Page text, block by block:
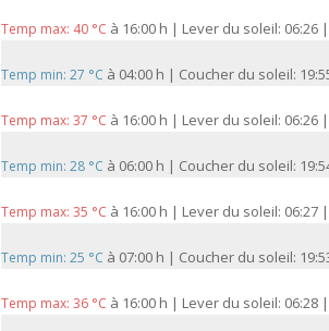
Temp max: 40 °C à 16:00 h | Lever du soleil: 06:26
Temp min: 27 °C à 04:00 h | Coucher du soleil:
Temp max: 37 °C à 16:00 h | Lever du soleil: 06:26
Temp min: 28 °C à 06:00 h | Coucher du soleil:
Temp max: 35 °C à 16:00 h | Lever du soleil: 06:27
Temp min: 25 °C à 07:00 h | Coucher du soleil:
Temp max: 36 °C à 16:00 h | Lever du soleil: 06:28